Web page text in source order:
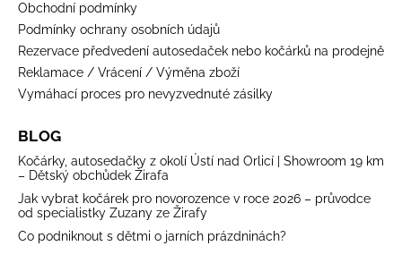
Obchodní podmínky
Podmínky ochrany osobních údajů
Rezervace předvedení autosedaček nebo kočárků na prodejně
Reklamace / Vrácení / Výměna zboží
Vymáhací proces pro nevyzvednuté zásilky
BLOG
Kočárky, autosedačky z okolí Ústí nad Orlicí | Showroom 19 km
– Dětský obchůdek Žirafa
Jak vybrat kočárek pro novorozence v roce 2026 – průvodce
od specialistky Zuzany ze Žirafy
Co podniknout s dětmi o jarních prázdninách?